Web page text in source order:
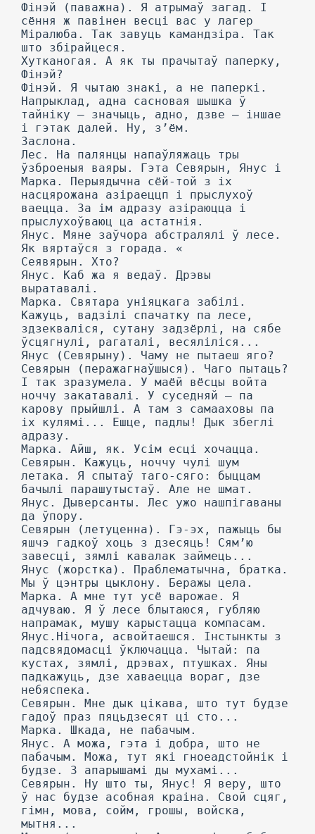
Фінэй (паважна). Я атрымаў загад. I
сёння ж павінен весці вас у лагер
Міралюба. Так завуць камандзіра. Так
што збірайцеся.
Хутканогая. А як ты прачытаў паперку,
Фінэй?
Фінэй. Я чытаю знакі, а не паперкі.
Напрыклад, адна сасновая шышка ў
тайніку — значыць, адно, дзве — іншае
і гэтак далей. Ну, з’ём.
Заслона.
Лес. На палянцы напаўляжаць тры
ўзброеныя ваяры. Гэта Севярын, Янус і
Марка. Перыядычна сёй-той з іх
насцярожана азіраеццп і прыслухоў
ваецца. За ім адразу азіраюцца і
прыслухоўваюц ца астатнія.
Янус. Мяне заўчора абстралялі ў лесе.
Як вяртаўся з горада. «
Сеявярын. Хто?
Янус. Каб жа я ведаў. Дрэвы
выратавалі.
Марка. Святара уніяцкага забілі.
Кажуць, вадзілі спачатку па лесе,
здзекваліся, сутану задзёрлі, на сябе
ўсцягнулі, рагаталі, весяліліся...
Янус (Севярыну). Чаму не пытаеш яго?
Севярын (перажагнаўшыся). Чаго пытаць?
I так зразумела. У маёй вёсцы войта
ноччу закатавалі. У суседняй — па
карову прыйшлі. А там з самааховы па
іх кулямі... Ешце, падлы! Дык збеглі
адразу.
Марка. Айш, як. Усім есці хочацца.
Севярын. Кажуць, ноччу чулі шум
летака. Я спытаў таго-сяго: быццам
бачылі парашутыстаў. Але не шмат.
Янус. Дыверсанты. Лес ужо нашпігаваны
да ўпору.
Севярын (летуценна). Гэ-эх, пажыць бы
яшчэ гадкоў хоць з дзесяць! Сям’ю
завесці, зямлі кавалак займець...
Янус (жорстка). Праблематычна, братка.
Мы ў цэнтры цыклону. Беражы цела.
Марка. А мне тут усё варожае. Я
адчуваю. Я ў лесе блытаюся, губляю
напрамак, мушу карыстацца компасам.
Янус.Нічога, асвойтаешся. Інстынкты з
падсвядомасці ўключацца. Чытай: па
кустах, зямлі, дрэвах, птушках. Яны
падкажуць, дзе хаваецца вораг, дзе
небяспека.
Севярын. Мне дык цікава, што тут будзе
гадоў праз пяцьдзесят ці сто...
Марка. Шкада, не пабачым.
Янус. А можа, гэта і добра, што не
пабачым. Можа, тут які гноеадстойнік і
будзе. 3 апарышамі ды мухамі...
Севярын. Ну што ты, Янус! Я веру, што
ў нас будзе асобная краіна. Свой сцяг,
гімн, мова, сойм, грошы, войска,
мытня...